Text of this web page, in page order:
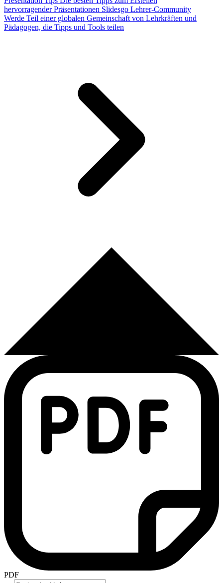
hervorragender Präsentationen Slidesgo Lehrer-Community
Werde Teil einer globalen Gemeinschaft von Lehrkräften und
Pädagogen, die Tipps und Tools teilen
PDF